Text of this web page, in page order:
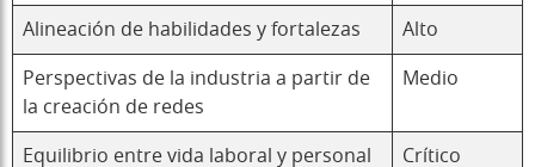
Alineación de habilidades y fortalezas Alto
Perspectivas de la industria a partir de
la creación de redes
Medio
Equilibrio entre vida laboral y personal Crítico